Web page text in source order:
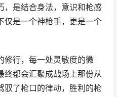
，是结合身法，意识和枪感
仅是一个神枪手，更是一个
修行，每一处灵敏度的微
终都会汇聚成战场上那份从
驭了枪口的律动，胜利的枪